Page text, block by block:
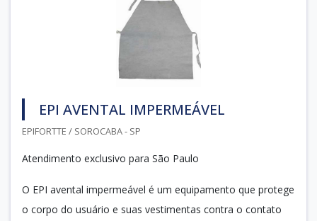
EPI AVENTAL IMPERMEÁVEL
EPIFORTTE / SOROCABA - SP
Atendimento exclusivo para São Paulo
O EPI avental impermeável é um equipamento que protege
o corpo do usuário e suas vestimentas contra o contato